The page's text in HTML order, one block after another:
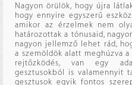
Nagyon örülök, hogy újra
hogy ennyire egyszerű
amikor az érzelmek nem
határozottak a tónusaid,
nagyon jellemző lehet rád,
a szemöldök alatt meghúzva
rejtőzködés, van egy
gesztusokból is valamennyit
gesztusok egyik fontos